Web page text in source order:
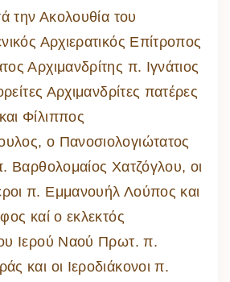
την Ακολουθία του
Αρχιερατικός Επίτροπος
Αρχιμανδρίτης π. Ιγνάτιος
Αρχιμανδρίτες πατέρες
Φίλιππος
ο Πανοσιολογιώτατος
Βαρθολομαίος Χατζόγλου, οι
π. Εμμανουήλ Λούπος και
καί ο εκλεκτός
Ιερού Ναού Πρωτ. π.
και οι Ιεροδιάκονοι π.